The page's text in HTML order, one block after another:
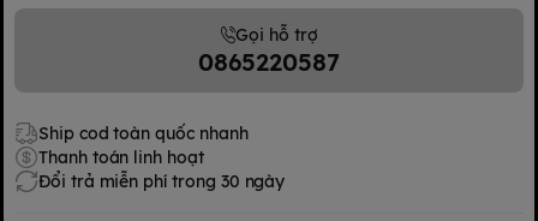
Gọi hỗ trợ
0865220587
Ship cod toàn quốc nhanh
Thanh toán linh hoạt
Đổi trả miễn phí trong 30 ngày